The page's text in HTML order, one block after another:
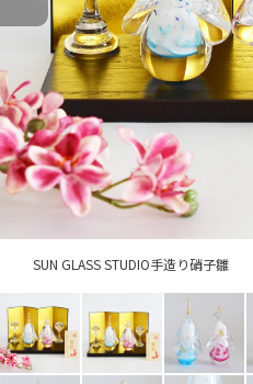
SUN GLASS STUDIO手造り硝子雛